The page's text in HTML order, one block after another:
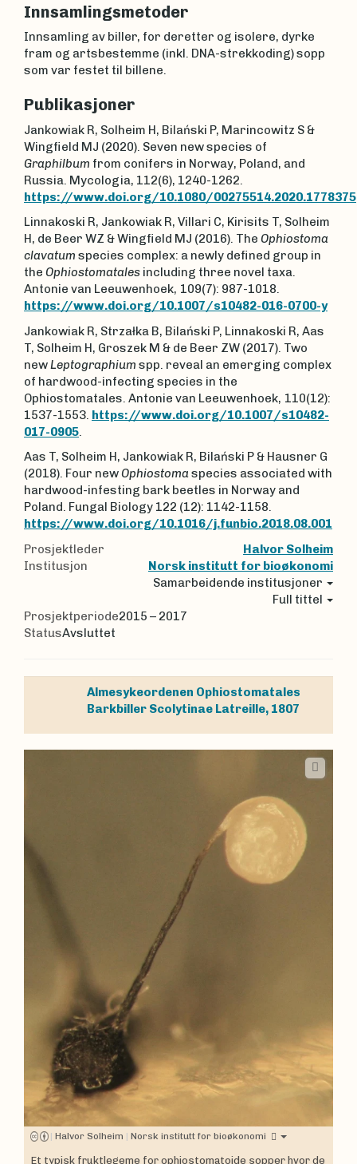
Innsamlingsmetoder
Innsamling av biller, for deretter og isolere, dyrke
fram og artsbestemme (inkl. DNA-strekkoding) sopp
som var festet til billene.
Publikasjoner
Jankowiak R, Solheim H, Bilański P, Marincowitz S &
Wingfield MJ (2020). Seven new species of
Graphilbum from conifers in Norway, Poland, and
Russia. Mycologia, 112(6), 1240-1262.
https://www.doi.org/10.1080/00275514.2020.1778375
Linnakoski R, Jankowiak R, Villari C, Kirisits T, Solheim
H, de Beer WZ & Wingfield MJ (2016). The Ophiostoma
clavatum species complex: a newly defined group in
the Ophiostomatales including three novel taxa.
Antonie van Leeuwenhoek, 109(7): 987-1018.
https://www.doi.org/10.1007/s10482-016-0700-y
Jankowiak R, Strzałka B, Bilański P, Linnakoski R, Aas
T, Solheim H, Groszek M & de Beer ZW (2017). Two
newLeptographium spp. reveal an emerging complex
of hardwood-infecting species in the
Ophiostomatales. Antonie van Leeuwenhoek, 110(12):
1537-1553. https://www.doi.org/10.1007/s10482-
017-0905.
Aas T, Solheim H, Jankowiak R, Bilański P & Hausner G
(2018). Four newOphiostomaspecies associated with
hardwood-infesting bark beetles in Norway and
Poland. Fungal Biology 122 (12): 1142-1158.
https://www.doi.org/10.1016/j.funbio.2018.08.001
Prosjektleder
Halvor Solheim
Institusjon
Norsk institutt for bioøkonomi
Samarbeidende institusjoner
Full tittel
Prosjektperiode2015 – 2017
StatusAvsluttet
Almesykeordenen Ophiostomatales
Barkbiller Scolytinae Latreille, 1807
| Halvor Solheim | Norsk institutt for bioøkonomi
Et typisk fruktlegeme for ophiostomatoide sopper hvor de